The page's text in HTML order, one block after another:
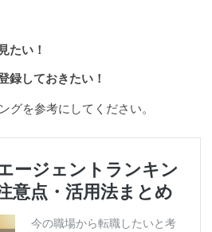
たい！
録しておきたい！
グを参考にしてください。